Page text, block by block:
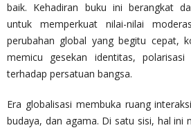
baik. Kehadiran buku ini berangkat
untuk memperkuat nilai-nilai
perubahan global yang begitu cepat,
memicu gesekan identitas,
terhadap persatuan bangsa.
Era globalisasi membuka ruang
budaya, dan agama. Di satu sisi, hal ini